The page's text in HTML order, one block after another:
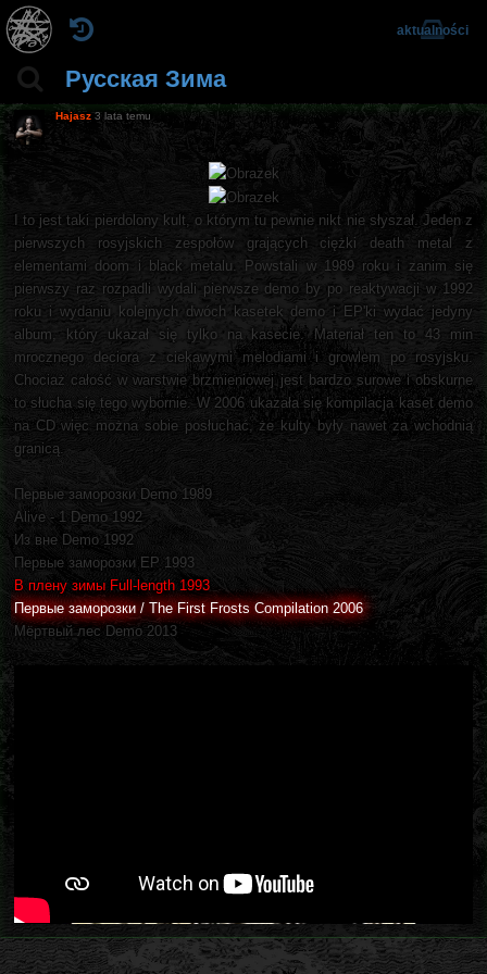
Русская Зима
aktualności
Hajasz 3 lata temu
I to jest taki pierdolony kult, o którym tu pewnie nikt nie słyszał. Jeden z
pierwszych rosyjskich zespołów grających ciężki death metal z
elementami doom i black metalu. Powstali w 1989 roku i zanim się
pierwszy raz rozpadli wydali pierwsze demo by po reaktywacji w 1992
roku i wydaniu kolejnych dwóch kasetek demo i EP'ki wydać jedyny
album, który ukazał się tylko na kasecie. Materiał ten to 43 min
mrocznego deciora z ciekawymi melodiami i growlem po rosyjsku.
Chociaż całość w warstwie brzmieniowej jest bardzo surowe i obskurne
to słucha się tego wybornie. W 2006 ukazała się kompilacja kaset demo
na CD więc można sobie posłuchać, że kulty były nawet za wchodnią
granicą.
Первые заморозки Demo 1989
Alive - 1 Demo 1992
Из вне Demo 1992
Первые заморозки EP 1993
В плену зимы Full-length 1993
Первые заморозки / The First Frosts Compilation 2006
Мёртвый лес Demo 2013